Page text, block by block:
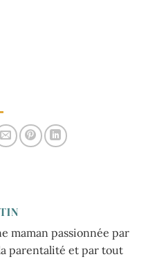
maman passionnée par
parentalité et par tout